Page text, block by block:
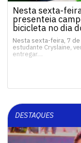
Nesta sexta-
presenteia
bicicleta no dia
Nesta sexta-feira, 7
estudante Cryslaine,
entregar…
DESTAQUES